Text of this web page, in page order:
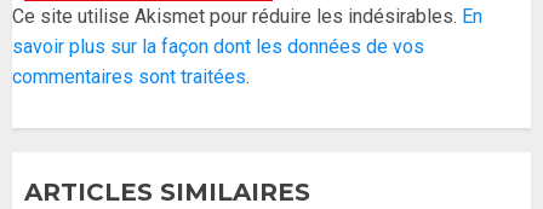
Ce site utilise Akismet pour réduire les indésirables. En
savoir plus sur la façon dont les données de vos
commentaires sont traitées.
ARTICLES SIMILAIRES
4
Réintégration de Sonko à
l’Assemblée nationale : Adji
Mergane Kanouté défend la